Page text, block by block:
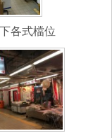
各式檔位